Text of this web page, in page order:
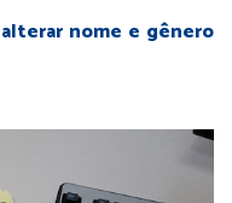
alterar nome e gênero